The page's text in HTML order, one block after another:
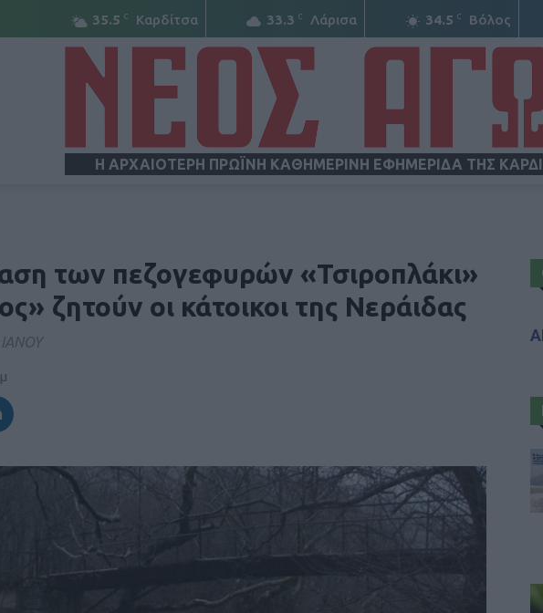
35.5 C Καρδίτσα 33.3 C Λάρισα 34.5 C Βόλος
Η ΑΡΧΑΙΟΤΕΡΗ ΠΡΩΪΝΗ ΚΑΘΗΜΕΡΙΝΗ ΕΦΗΜΕΡΙΔΑ ΤΗΣ
των πεζογεφυρών «Τσιροπλάκι»
ζητούν οι κάτοικοι της Νεράιδας